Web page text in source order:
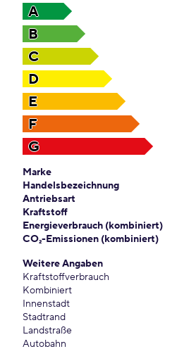
A
B
C
D
E
F
G
Marke
Handelsbezeichnung
Antriebsart
Kraftstoff
Energieverbrauch (kombiniert)
CO₂-Emissionen (kombiniert)
Weitere Angaben
Kraftstoffverbrauch
Kombiniert
Innenstadt
Stadtrand
Landstraße
Autobahn